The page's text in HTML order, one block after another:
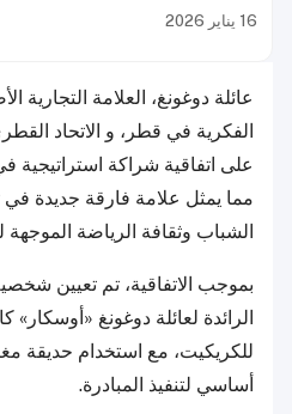
16 يناير 2026
عائلة دوغونغ، العلامة التجارية
الفكرية في قطر، و الاتحاد
على اتفاقية شراكة استراتيجية
مما يمثل علامة فارقة جديدة
الشباب وثقافة الرياضة الموجهة
بموجب الاتفاقية، تم تعيين
الرائدة لعائلة دوغونغ «أوسكار»
للكريكيت، مع استخدام حديقة
أساسي لتنفيذ المبادرة.